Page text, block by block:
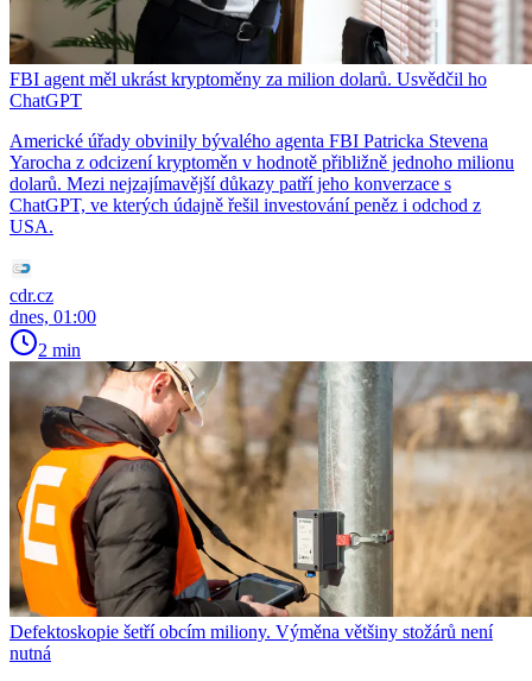
FBI agent měl ukrást kryptoměny za milion dolarů. Usvědčil ho
ChatGPT
Americké úřady obvinily bývalého agenta FBI Patricka Stevena
Yarocha z odcizení kryptoměn v hodnotě přibližně jednoho milionu
dolarů. Mezi nejzajímavější důkazy patří jeho konverzace s
ChatGPT, ve kterých údajně řešil investování peněz i odchod z
USA.
cdr.cz
dnes, 01:00
2 min
Defektoskopie šetří obcím miliony. Výměna většiny stožárů není
nutná